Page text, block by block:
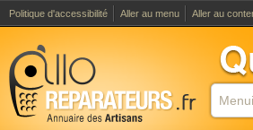
Politique d'accessibilité Aller au menu Aller au